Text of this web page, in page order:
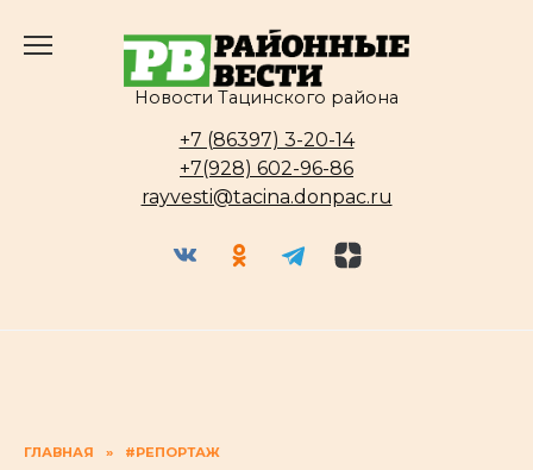
Новости Тацинского района
+7 (86397) 3-20-14
+7(928) 602-96-86
rayvesti@tacina.donpac.ru
ГЛАВНАЯ » #РЕПОРТАЖ